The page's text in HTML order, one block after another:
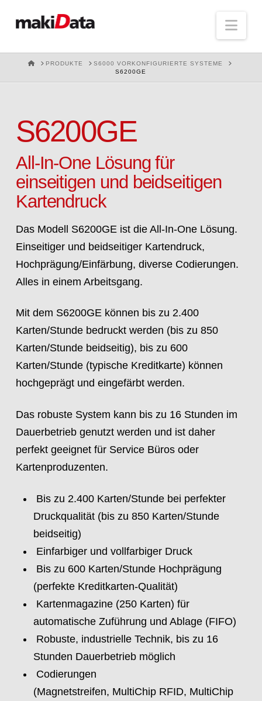
HOMEPRODUKTE
S6000 VORKONFIGURIERTE SYSTEME
S6200GE
S6200GE
All-In-One Lösung für
einseitigen und beidseitigen
Kartendruck
Das Modell S6200GE ist die All-In-One Lösung.
Einseitiger und beidseitiger Kartendruck,
Hochprägung/Einfärbung, diverse Codierungen.
Alles in einem Arbeitsgang.
Mit dem S6200GE können bis zu 2.400
Karten/Stunde bedruckt werden (bis zu 850
Karten/Stunde beidseitig), bis zu 600
Karten/Stunde (typische Kreditkarte) können
hochgeprägt und eingefärbt werden.
Das robuste System kann bis zu 16 Stunden im
Dauerbetrieb genutzt werden und ist daher
perfekt geeignet für Service Büros oder
Kartenproduzenten.
Bis zu 2.400 Karten/Stunde bei perfekter
Druckqualität (bis zu 850 Karten/Stunde
beidseitig)
Einfarbiger und vollfarbiger Druck
Bis zu 600 Karten/Stunde Hochprägung
(perfekte Kreditkarten-Qualität)
Kartenmagazine (250 Karten) für
automatische Zuführung und Ablage (FIFO)
Robuste, industrielle Technik, bis zu 16
Stunden Dauerbetrieb möglich
Codierungen
(Magnetstreifen, MultiChip RFID, MultiChip